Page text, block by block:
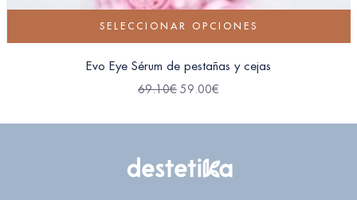
SELECCIONAR OPCIONES
Evo Eye Sérum de pestañas y cejas
69.10€ 59.00€